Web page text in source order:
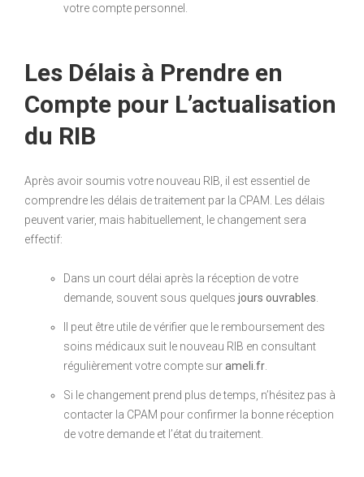
votre compte personnel.
Les Délais à Prendre en
Compte pour L’actualisation
du RIB
Après avoir soumis votre nouveau RIB, il est essentiel de
comprendre les délais de traitement par la CPAM. Les délais
peuvent varier, mais habituellement, le changement sera
effectif:
Dans un court délai après la réception de votre
demande, souvent sous quelques jours ouvrables
Il peut être utile de vérifier que le remboursement des
soins médicaux suit le nouveau RIB en consultant
régulièrement votre compte surameli.fr
Si le changement prend plus de temps, n’hésitez pas à
contacter la CPAM pour confirmer la bonne réception
de votre demande et l’état du traitement.